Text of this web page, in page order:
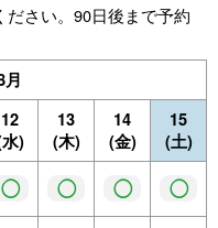
さい。90日後まで予約
月
12
)
13
(木)
14
(金)
15
(土)
◯ ◯ ◯ ◯